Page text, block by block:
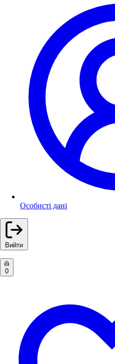
Особисті дані
Вийти
0